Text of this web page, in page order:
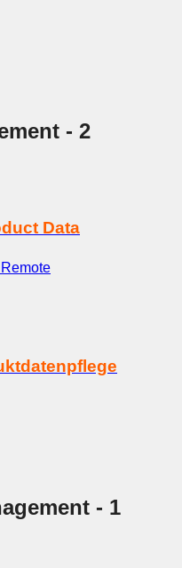
- 2
Data
- 1